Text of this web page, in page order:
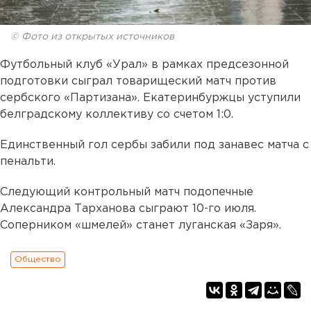
© Фото из открытых источников
Футбольный клуб «Урал» в рамках предсезонной
подготовки сыграл товарищеский матч против
сербского «Партизана». Екатеринбуржцы уступили
белградскому коллективу со счетом 1:0.
Единственный гол сербы забили под занавес матча с
пенальти.
Следующий контрольный матч подопечные
Александра Тарханова сыграют 10-го июля.
Соперником «шмелей» станет луганская «Заря».
Общество